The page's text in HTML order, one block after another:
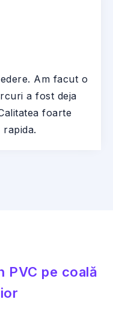
Am facut o
a fost deja
foarte
PVC pe coală